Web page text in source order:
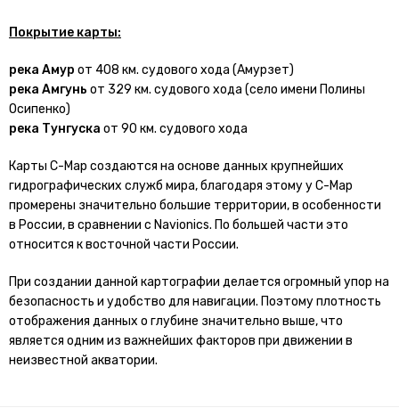
Покрытие карты:
река Амур от 408 км. судового хода (Амурзет)
река Амгунь от 329 км. судового хода (село имени Полины
Осипенко)
река Тунгуска от 90 км. судового хода
Карты С-Map создаются на основе данных крупнейших
гидрографических служб мира, благодаря этому у С-Map
промерены значительно большие территории, в особенности
в России, в сравнении с Navionics. По большей части это
относится к восточной части России.
При создании данной картографии делается огромный упор на
безопасность и удобство для навигации. Поэтому плотность
отображения данных о глубине значительно выше, что
является одним из важнейших факторов при движении в
неизвестной акватории.